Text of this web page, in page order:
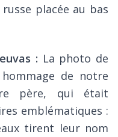
placée au bas
: La photo de
de notre
père, qui était
emblématiques :
tirent leur nom